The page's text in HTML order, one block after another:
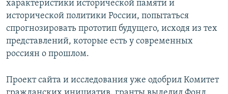
характеристики исторической памяти и
исторической политики России, попытаться
спрогнозировать прототип будущего, исходя из тех
представлений, которые есть у современных
россиян о прошлом.
Проект сайта и исследования уже одобрил Комитет